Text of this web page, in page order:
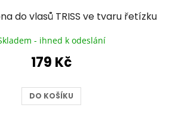
do vlasů TRISS ve tvaru řetízku
- ihned k odeslání
179 Kč
DO KOŠÍKU